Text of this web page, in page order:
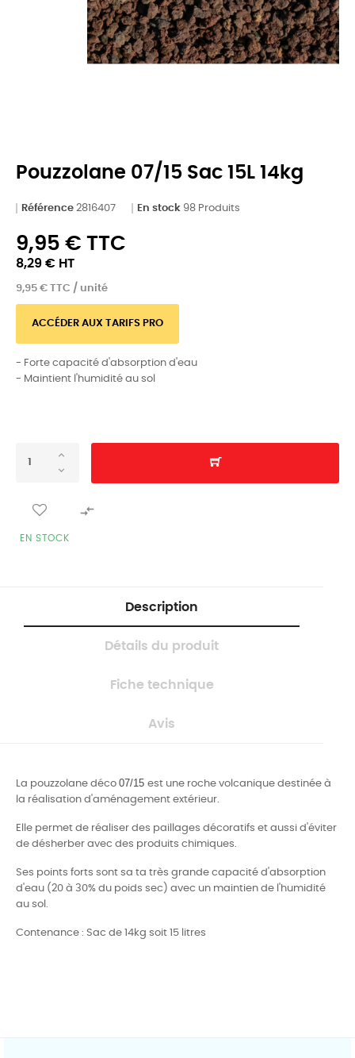
Pouzzolane 07/15 Sac 15L 14kg
Référence 2816407 En stock 98 Produits
9,95 € TTC
8,29 € HT
9,95 € TTC / unité
ACCÉDER AUX TARIFS PRO
- Forte capacité d'absorption d'eau
- Maintient l'humidité au sol

EN STOCK
Description
Détails du produit
Fiche technique
Avis
La pouzzolane déco 07/15 est une roche volcanique destinée à
la réalisation d'aménagement extérieur.
Elle permet de réaliser des paillages décoratifs et aussi d'éviter
de désherber avec des produits chimiques.
Ses points forts sont sa ta très grande capacité d'absorption
d'eau (20 à 30% du poids sec) avec un maintien de l'humidité
au sol.
Contenance : Sac de 14kg soit 15 litres